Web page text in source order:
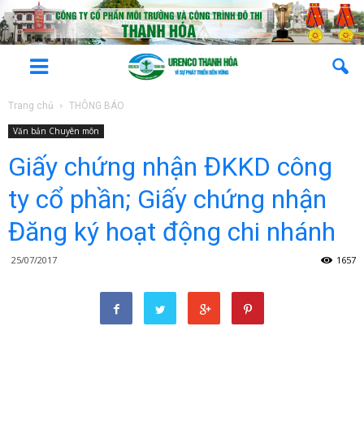
Trang chủ THÔNG BÁO
Văn bản Chuyên môn
Giấy chứng nhận ĐKKD công
ty cổ phần; Giấy chứng nhận
Đăng ký hoạt động chi nhánh
25/07/2017 1657